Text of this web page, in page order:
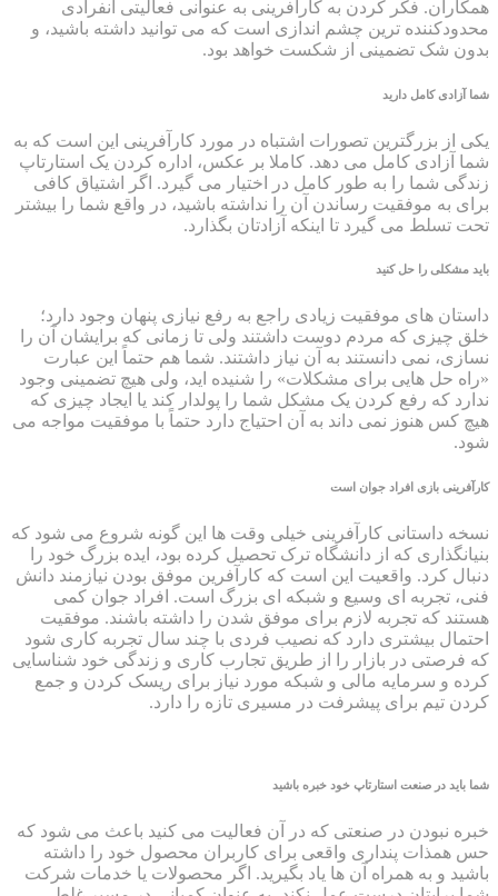
همکاران. فکر کردن به کارآفرینی به عنوانی فعالیتی انفرادی
محدودکننده ترین چشم اندازی است که می توانید داشته باشید، و
بدون شک تضمینی از شکست خواهد بود.
شما آزادی کامل دارید
یکی از بزرگترین تصورات اشتباه در مورد کارآفرینی این است که به
شما آزادی کامل می دهد. کاملا بر عکس، اداره کردن یک استارتاپ
زندگی شما را به طور کامل در اختیار می گیرد. اگر اشتیاق کافی
برای به موفقیت رساندن آن را نداشته باشید، در واقع شما را بیشتر
تحت تسلط می گیرد تا اینکه آزادتان بگذارد.
باید مشکلی را حل کنید
داستان های موفقیت زیادی راجع به رفع نیازی پنهان وجود دارد؛
خلق چیزی که مردم دوست داشتند ولی تا زمانی که برایشان آن را
نسازی، نمی دانستند به آن نیاز داشتند. شما هم حتماً این عبارت
«راه حل هایی برای مشکلات» را شنیده اید، ولی هیچ تضمینی وجود
ندارد که رفع کردن یک مشکل شما را پولدار کند یا ایجاد چیزی که
هیچ کس هنوز نمی داند به آن احتیاج دارد حتماً با موفقیت مواجه می
شود.
کارآفرینی بازی افراد جوان است
نسخه داستانی کارآفرینی خیلی وقت ها این گونه شروع می شود که
بنیانگذاری که از دانشگاه ترک تحصیل کرده بود، ایده بزرگ خود را
دنبال کرد. واقعیت این است که کارآفرین موفق بودن نیازمند دانش
فنی، تجربه ای وسیع و شبکه ای بزرگ است. افراد جوان کمی
هستند که تجربه لازم برای موفق شدن را داشته باشند. موفقیت
احتمال بیشتری دارد که نصیب فردی با چند سال تجربه کاری شود
که فرصتی در بازار را از طریق تجارب کاری و زندگی خود شناسایی
کرده و سرمایه مالی و شبکه مورد نیاز برای ریسک کردن و جمع
کردن تیم برای پیشرفت در مسیری تازه را دارد.
شما باید در صنعت استارتاپ خود خبره باشید
خبره نبودن در صنعتی که در آن فعالیت می کنید باعث می شود که
حس همذات پنداری واقعی برای کاربران محصول خود را داشته
باشید و به همراه آن ها یاد بگیرید. اگر محصولات یا خدمات شرکت